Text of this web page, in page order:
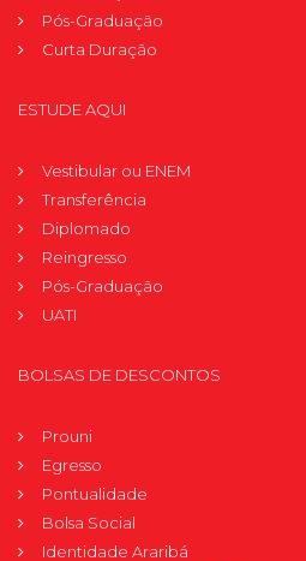
Pós-Graduação
Curta Duração
ESTUDE AQUI
Vestibular ou ENEM
Transferência
Diplomado
Reingresso
Pós-Graduação
UATI
BOLSAS DE DESCONTOS
Prouni
Egresso
Pontualidade
Bolsa Social
Identidade Araribá